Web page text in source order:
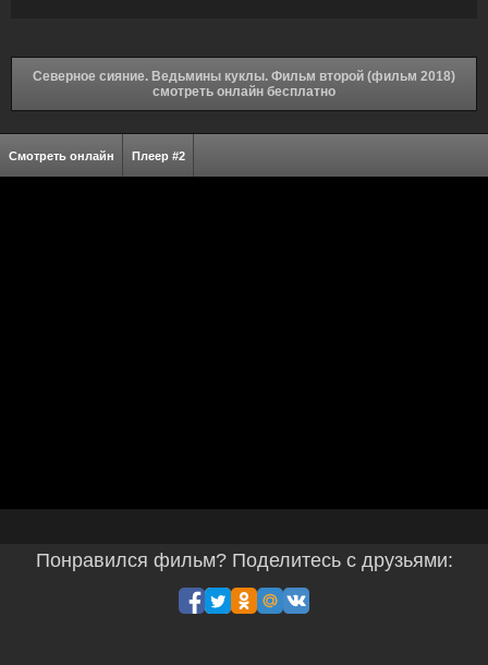
Северное сияние. Ведьмины куклы. Фильм второй (фильм 2018)
смотреть онлайн бесплатно
Смотреть онлайн Плеер #2
Понравился фильм? Поделитесь с друзьями: